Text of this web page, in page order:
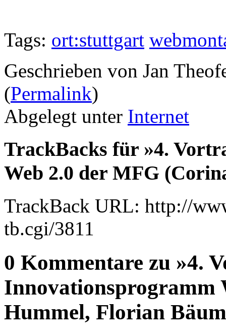
Tags: ort:stuttgart
Geschrieben von Jan
(Permalink)
Abgelegt unter Internet
TrackBacks für »4.
Web 2.0 der MFG
TrackBack URL: http://
tb.cgi/3811
0 Kommentare zu »4.
Innovationsprogramm
Hummel, Florian